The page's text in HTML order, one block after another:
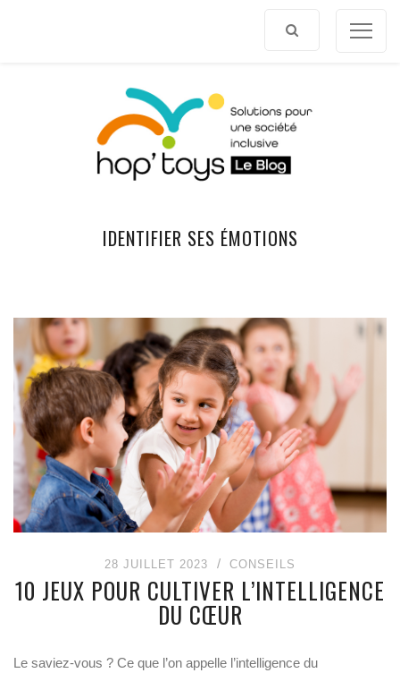
IDENTIFIER SES ÉMOTIONS
28 JUILLET 2023 CONSEILS
10 JEUX POUR CULTIVER L’INTELLIGENCE
DU CŒUR
Le saviez-vous ? Ce que l’on appelle l’intelligence du